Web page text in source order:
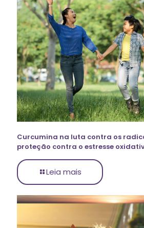
Curcumina na luta contra os
proteção contra o estresse
Leia mais